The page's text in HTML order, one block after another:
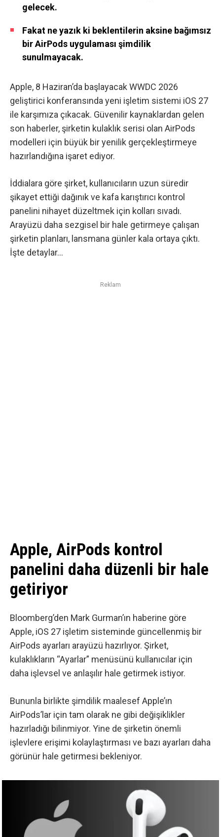
gelecek.
Fakat ne yazık ki beklentilerin aksine bağımsız
bir AirPods uygulaması şimdilik
sunulmayacak.
Apple, 8 Haziran’da başlayacak WWDC 2026
geliştirici konferansında yeni işletim sistemi iOS 27
ile karşımıza çıkacak. Güvenilir kaynaklardan gelen
son haberler, şirketin kulaklık serisi olan AirPods
modelleri için büyük bir yenilik gerçekleştirmeye
hazırlandığına işaret ediyor.
İddialara göre şirket, kullanıcıların uzun süredir
şikayet ettiği dağınık ve kafa karıştırıcı kontrol
panelini nihayet düzeltmek için kolları sıvadı.
Arayüzü daha sezgisel bir hale getirmeye çalışan
şirketin planları, lansmana günler kala ortaya çıktı.
İşte detaylar…
Reklam
Apple, AirPods kontrol
panelini daha düzenli bir hale
getiriyor
Bloomberg’den Mark Gurman’ın haberine göre
Apple, iOS 27 işletim sisteminde güncellenmiş bir
AirPods ayarları arayüzü hazırlıyor. Şirket,
kulaklıkların “Ayarlar” menüsünü kullanıcılar için
daha işlevsel ve anlaşılır hale getirmek istiyor.
Bununla birlikte şimdilik maalesef Apple’ın
AirPods’lar için tam olarak ne gibi değişiklikler
hazırladığı bilinmiyor. Yine de şirketin önemli
işlevlere erişimi kolaylaştırması ve bazı ayarları daha
görünür hale getirmesi bekleniyor.